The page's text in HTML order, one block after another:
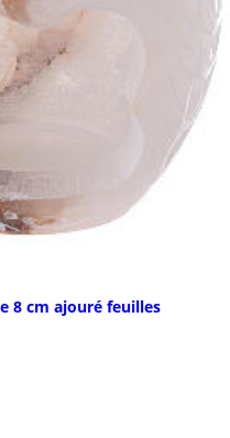
8 cm ajouré feuilles